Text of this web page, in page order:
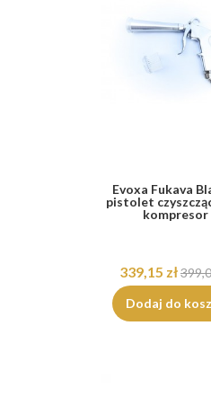
Evoxa Fukava
pistolet
kompresor
339,15 zł
Dodaj do